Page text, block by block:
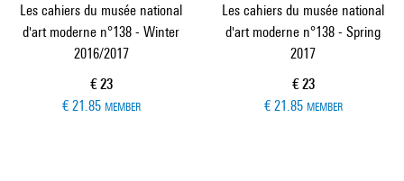
Les cahiers du musée national
d'art moderne n°138 - Winter
2016/2017
Current price
€ 23
€ 21.85 MEMBER
Les cahiers du musée national
d'art moderne n°138 - Spring
2017
Current price
€ 23
€ 21.85 MEMBER